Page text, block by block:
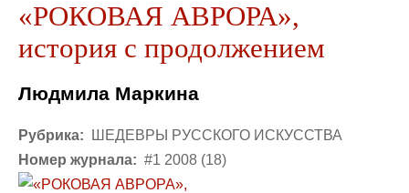
«РОКОВАЯ АВРОРА»,
история с продолжением
Людмила Маркина
Рубрика:
ШЕДЕВРЫ РУССКОГО ИСКУССТВА
Номер журнала: #1 2008 (18)